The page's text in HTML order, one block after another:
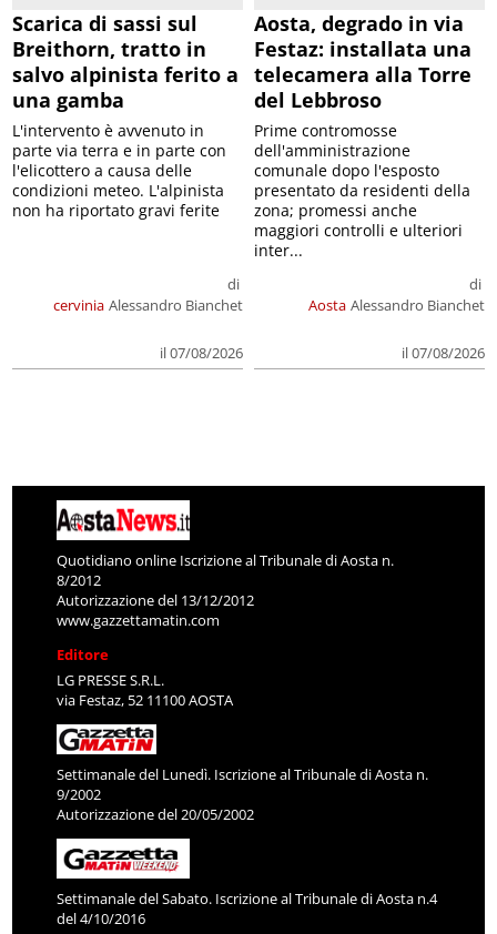
Scarica di sassi sul
Breithorn, tratto in
salvo alpinista ferito a
una gamba
cervinia
di
Alessandro Bianchet
il 07/08/2026
L'intervento è avvenuto in
parte via terra e in parte con
l'elicottero a causa delle
condizioni meteo. L'alpinista
non ha riportato gravi ferite
Aosta, degrado in via
Festaz: installata una
telecamera alla Torre
del Lebbroso
Aosta
di
Alessandro Bianchet
il 07/08/2026
Prime contromosse
dell'amministrazione
comunale dopo l'esposto
presentato da residenti della
zona; promessi anche
maggiori controlli e ulteriori
inter...
Quotidiano online Iscrizione al Tribunale di Aosta n.
8/2012
Autorizzazione del 13/12/2012
www.gazzettamatin.com
Editore
LG PRESSE S.R.L.
via Festaz, 52 11100 AOSTA
Settimanale del Lunedì. Iscrizione al Tribunale di Aosta n.
9/2002
Autorizzazione del 20/05/2002
Settimanale del Sabato. Iscrizione al Tribunale di Aosta n.4
del 4/10/2016